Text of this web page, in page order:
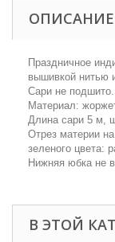
ОПИСАНИЕ
Праздничное
вышивкой нитью
Сари не подшито.
Материал:
Длина сари 5 м,
Отрез материи
зеленого цвета:
Нижняя юбка не
В ЭТОЙ